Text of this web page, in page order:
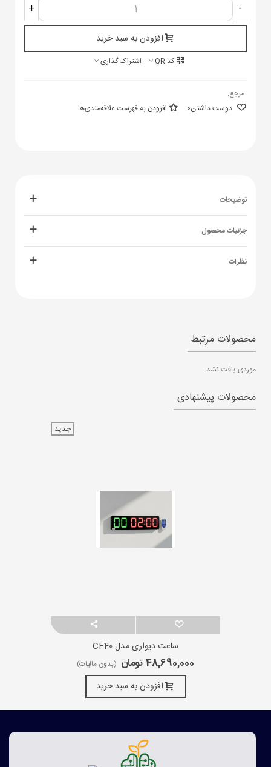
-
+
افزودن به سبد خرید
کد QR اشتراک گذاری
مرجع:
دوست داشتن0 افزودن به فهرست علاقه‌مندی‌ها
توضیحات
جزئیات محصول
نظرات
محصولات مرتبط
موردی یافت نشد
محصولات پیشنهادی
جدید
ساعت دیواری مدل CF40
48,690,000 تومان (بدون مالیات)
افزودن به سبد خرید